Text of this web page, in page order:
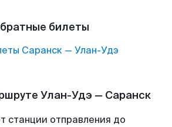
билеты
Саранск— Улан-Удэ
Улан-Удэ — Саранск
станции отправления до